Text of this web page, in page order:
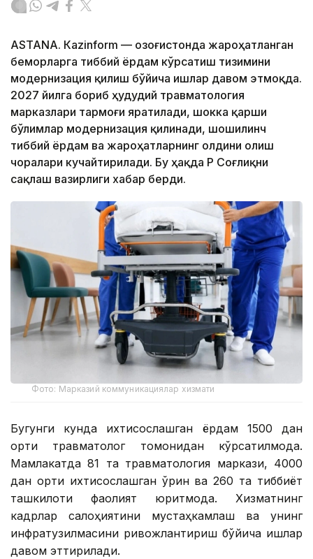
ASTANА. Кazinform — Қозоғистонда жароҳатланган
беморларга тиббий ёрдам кўрсатиш тизимини
модернизация қилиш бўйича ишлар давом этмоқда.
2027 йилга бориб ҳудудий травматология
марказлари тармоғи яратилади, шокка қарши
бўлимлар модернизация қилинади, шошилинч
тиббий ёрдам ва жароҳатларнинг олдини олиш
чоралари кучайтирилади. Бу ҳақда ҚР Соғлиқни
сақлаш вазирлиги хабар берди.
Фото: Марказий коммуникациялар хизмати
Бугунги кунда ихтисослашган ёрдам 1500 дан
ортиқ травматолог томонидан кўрсатилмоқда.
Мамлакатда 81 та травматология маркази, 4000
дан ортиқ ихтисослашган ўрин ва 260 та тиббиёт
ташкилоти фаолият юритмоқда. Хизматнинг
кадрлар салоҳиятини мустаҳкамлаш ва унинг
инфратузилмасини ривожлантириш бўйича ишлар
давом эттирилади.